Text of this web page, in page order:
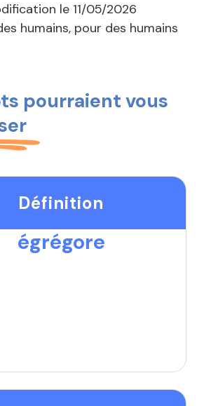
le 11/05/2026
humains, pour des humains
pourraient vous
Définition
égrégore